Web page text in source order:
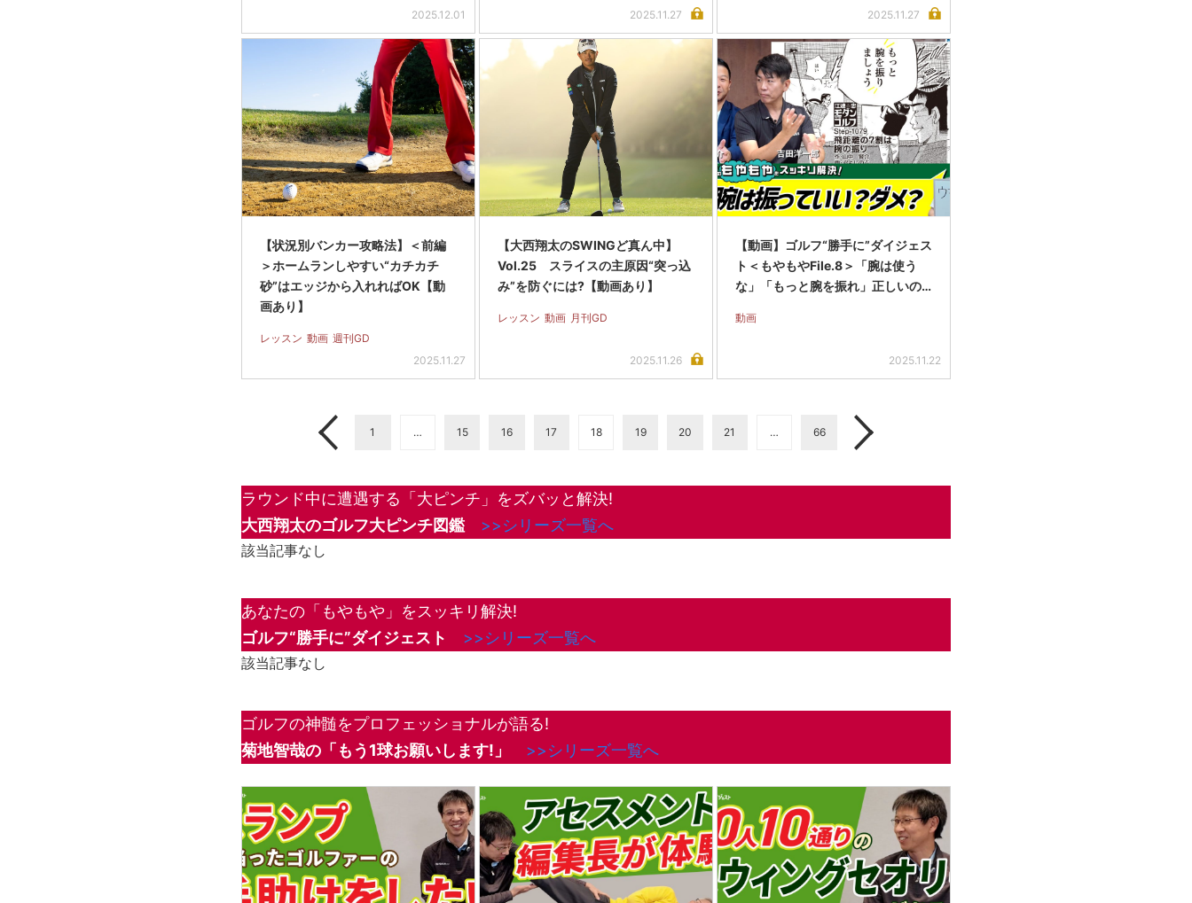
2025.12.01
2025.11.27
2025.11.27
【状況別バンカー攻略法】＜前編
＞ホームランしやすい“カチカチ
砂”はエッジから入れればOK【動
画あり】
レッスン 動画 週刊GD
2025.11.27
【大西翔太のSWINGど真ん中】
Vol.25 スライスの主原因“突っ込
み”を防ぐには?【動画あり】
レッスン 動画 月刊GD
2025.11.26
【動画】ゴルフ“勝手に”ダイジェス
ト＜もやもやFile.8＞「腕は使う
な」「もっと腕を振れ」正しいの…
動画
2025.11.22
1 … 15 16 17 18 19 20 21 … 66
ラウンド中に遭遇する「大ピンチ」をズバッと解決!
大西翔太のゴルフ大ピンチ図鑑
>>シリーズ一覧へ
該当記事なし
あなたの「もやもや」をスッキリ解決!
ゴルフ“勝手に”ダイジェスト
>>シリーズ一覧へ
該当記事なし
ゴルフの神髄をプロフェッショナルが語る!
菊地智哉の「もう1球お願いします! 」 >>シリーズ一覧へ